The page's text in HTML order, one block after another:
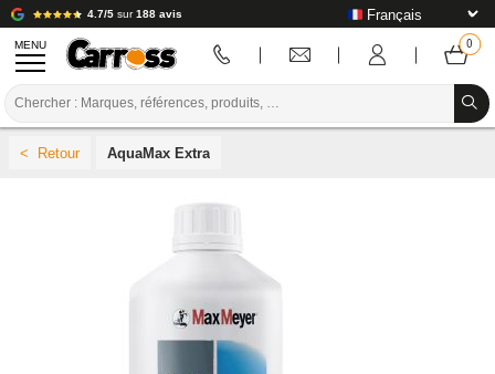
4.7/5 sur188 avis
MENU
PREPARATION / PEINTURE / FINITION
CONSOMMABLE CARROSSERIE
OUTILLAGE CARROSSERIE
CODE COULEUR
AquaMax Extra